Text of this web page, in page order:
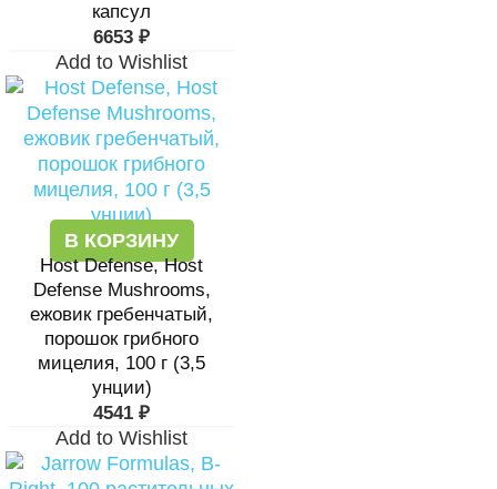
капсул
6653 ₽
Add to Wishlist
В КОРЗИНУ
Host Defense, Host
Defense Mushrooms,
ежовик гребенчатый,
порошок грибного
мицелия, 100 г (3,5
унции)
4541 ₽
Add to Wishlist